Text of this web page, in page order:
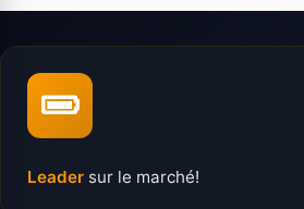
Leader sur le marché!